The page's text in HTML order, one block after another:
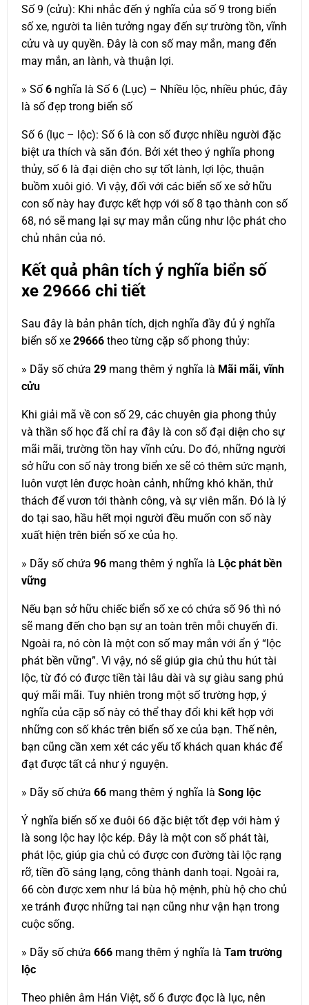
Số 9 (cửu): Khi nhắc đến ý nghĩa của số 9 trong biển
số xe, người ta liên tưởng ngay đến sự trường tồn, vĩnh
cửu và uy quyền. Đây là con số may mắn, mang đến
may mắn, an lành, và thuận lợi.
» Số6 nghĩa là Số 6 (Lục) – Nhiều lộc, nhiều phúc, đây
là số đẹp trong biển số
Số 6 (lục – lộc): Số 6 là con số được nhiều người đặc
biệt ưa thích và săn đón. Bởi xét theo ý nghĩa phong
thủy, số 6 là đại diện cho sự tốt lành, lợi lộc, thuận
buồm xuôi gió. Vì vậy, đối với các biển số xe sở hữu
con số này hay được kết hợp với số 8 tạo thành con số
68, nó sẽ mang lại sự may mắn cũng như lộc phát cho
chủ nhân của nó.
Kết quả phân tích ý nghĩa biển số
xe 29666 chi tiết
Sau đây là bản phân tích, dịch nghĩa đầy đủ ý nghĩa
biển số xe 29666 theo từng cặp số phong thủy:
» Dãy số chứa 29 mang thêm ý nghĩa là Mãi mãi, vĩnh
cửu
Khi giải mã về con số 29, các chuyên gia phong thủy
và thần số học đã chỉ ra đây là con số đại diện cho sự
mãi mãi, trường tồn hay vĩnh cửu. Do đó, những người
sở hữu con số này trong biển xe sẽ có thêm sức mạnh,
luôn vượt lên được hoàn cảnh, những khó khăn, thử
thách để vươn tới thành công, và sự viên mãn. Đó là lý
do tại sao, hầu hết mọi người đều muốn con số này
xuất hiện trên biển số xe của họ.
» Dãy số chứa 96 mang thêm ý nghĩa là Lộc phát bền
vững
Nếu bạn sở hữu chiếc biển số xe có chứa số 96 thì nó
sẽ mang đến cho bạn sự an toàn trên mỗi chuyến đi.
Ngoài ra, nó còn là một con số may mắn với ẩn ý “lộc
phát bền vững”. Vì vậy, nó sẽ giúp gia chủ thu hút tài
lộc, từ đó có được tiền tài lâu dài và sự giàu sang phú
quý mãi mãi. Tuy nhiên trong một số trường hợp, ý
nghĩa của cặp số này có thể thay đổi khi kết hợp với
những con số khác trên biển số xe của bạn. Thế nên,
bạn cũng cần xem xét các yếu tố khách quan khác để
đạt được tất cả như ý nguyện.
» Dãy số chứa 66 mang thêm ý nghĩa là Song lộc
Ý nghĩa biển số xe đuôi 66 đặc biệt tốt đẹp với hàm ý
là song lộc hay lộc kép. Đây là một con số phát tài,
phát lộc, giúp gia chủ có được con đường tài lộc rạng
rỡ, tiền đồ sáng lạng, công thành danh toại. Ngoài ra,
66 còn được xem như lá bùa hộ mệnh, phù hộ cho chủ
xe tránh được những tai nạn cũng như vận hạn trong
cuộc sống.
» Dãy số chứa 666 mang thêm ý nghĩa là Tam trường
lộc
Theo phiên âm Hán Việt, số 6 được đọc là lục, nên